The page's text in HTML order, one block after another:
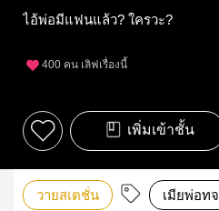
ไอ้พ่อมีแฟนแล้ว? ใครวะ?
400 คน เลิฟเรื่องนี้
เพิ่มเข้าชั้น
วายสเตชั่น เมียพ่อทจ